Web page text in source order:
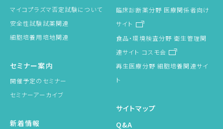
マイコプラズマ否定試験について
安全性試験試薬関連
細胞培養用培地関連
セミナー案内
開催予定のセミナー
セミナーアーカイブ
新着情報
臨床診断薬分野 医療関係者向け
サイト
食品・環境検査分野 衛生管理関
連サイト コスモ会
再生医療分野 細胞培養関連サイ
ト
サイトマップ
Q&A